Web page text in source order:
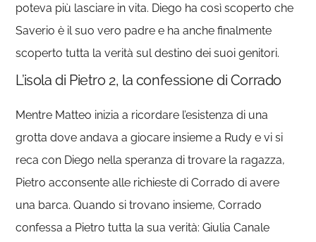
poteva più lasciare in vita. Diego ha così scoperto che
Saverio è il suo vero padre e ha anche finalmente
scoperto tutta la verità sul destino dei suoi genitori.
L’isola di Pietro 2, la confessione di Corrado
Mentre Matteo inizia a ricordare l’esistenza di una
grotta dove andava a giocare insieme a Rudy e vi si
reca con Diego nella speranza di trovare la ragazza,
Pietro acconsente alle richieste di Corrado di avere
una barca. Quando si trovano insieme, Corrado
confessa a Pietro tutta la sua verità: Giulia Canale